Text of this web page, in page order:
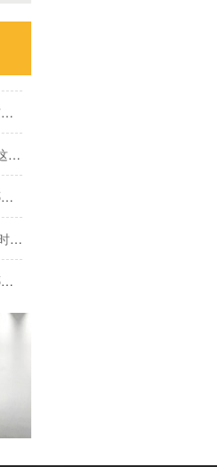
电阻焊设备在模具焊接中有哪些优势
中频逆变直流点焊机焊接镀锌板的优势有哪些